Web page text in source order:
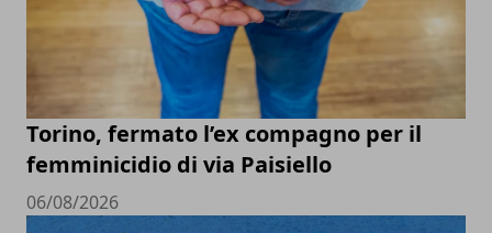
Torino, fermato l’ex compagno per il
femminicidio di via Paisiello
06/08/2026